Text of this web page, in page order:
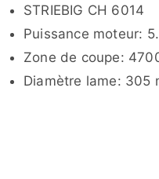
STRIEBIG CH 6014
Puissance moteur:
Zone de coupe:
Diamètre lame: 305